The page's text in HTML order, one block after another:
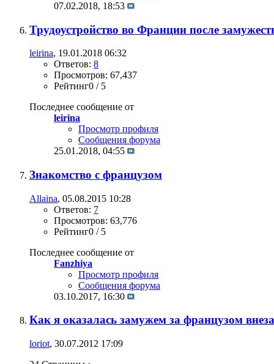
07.02.2018, 18:53
Трудоустройство во Франции после
leirina, 19.01.2018 06:32
Ответов: 8
Просмотров: 67,437
Рейтинг0 / 5
Последнее сообщение от
leirina
Просмотр профиля
Сообщения форума
25.01.2018, 04:55
Знакомство с французом
Allaina, 05.08.2015 10:28
Ответов: 7
Просмотров: 63,776
Рейтинг0 / 5
Последнее сообщение от
Fanzhiya
Просмотр профиля
Сообщения форума
03.10.2017, 16:30
Как я оказалась замужем за французом
loriot, 30.07.2012 17:09